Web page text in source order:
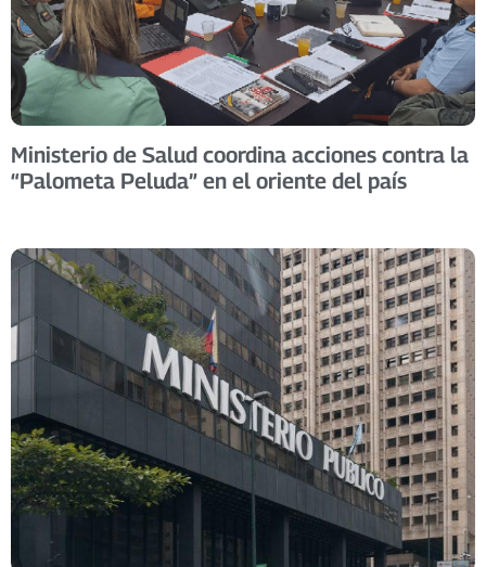
Ministerio de Salud coordina acciones contra la
“Palometa Peluda” en el oriente del país